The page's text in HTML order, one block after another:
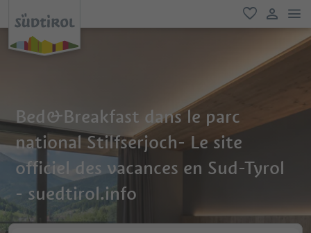
favori
lien
Bed&Breakfast dans le parc
national Stilfserjoch- Le site
officiel des vacances en Sud-Tyrol
- suedtirol.info